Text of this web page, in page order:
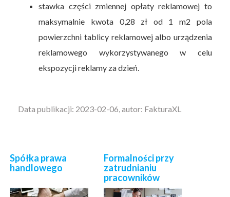
stawka części zmiennej opłaty reklamowej to
maksymalnie kwota 0,28 zł od 1 m2 pola
powierzchni tablicy reklamowej albo urządzenia
reklamowego wykorzystywanego w celu
ekspozycji reklamy za dzień.
Data publikacji: 2023-02-06, autor: FakturaXL
Spółka prawa
handlowego
Formalności przy
zatrudnianiu
pracowników